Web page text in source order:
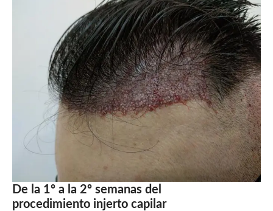
De la 1º a la 2º semanas del
procedimiento injerto capilar